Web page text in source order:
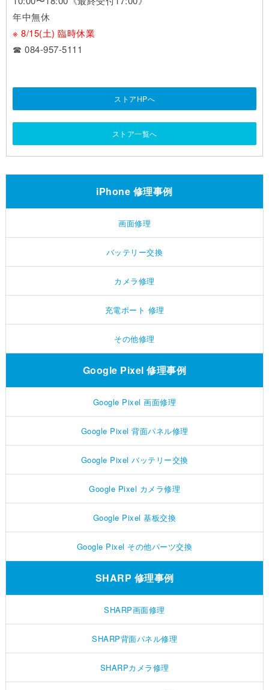
年中無休
※ 8/15(土) 臨時休業
☎ 084-957-5111
ストアHPへ
ストア一覧へ
iPhone 修理事例
画面修理
バッテリー交換
カメラ修理
充電ポート 修理
その他修理
Google Pixel 修理事例
Google Pixel 画面修理
Google Pixel 背面パネル修理
Google Pixel バッテリー交換
Google Pixel カメラ修理
Google Pixel 基板交換
Google Pixel その他パーツ交換
SHARP 修理事例
SHARP画面修理
SHARP背面パネル修理
SHARPカメラ修理